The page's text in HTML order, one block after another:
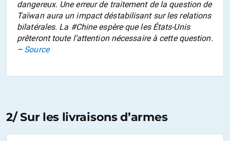
dangereux. Une erreur de traitement de la question de
Taïwan aura un impact déstabilisant sur les relations
bilatérales. La #Chine espère que les États-Unis
prêteront toute l’attention nécessaire à cette question.
– Source
2/ Sur les livraisons d’armes